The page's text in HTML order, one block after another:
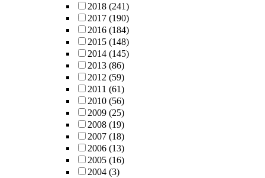
2018 (241)
2017 (190)
2016 (184)
2015 (148)
2014 (145)
2013 (86)
2012 (59)
2011 (61)
2010 (56)
2009 (25)
2008 (19)
2007 (18)
2006 (13)
2005 (16)
2004 (3)